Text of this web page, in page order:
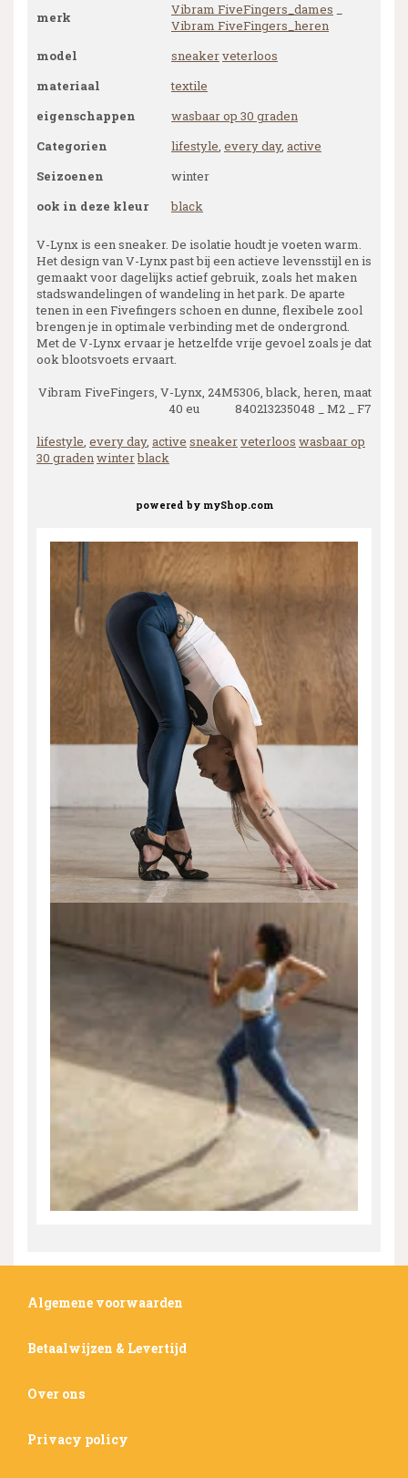
merk Vibram FiveFingers_dames
Vibram FiveFingers_heren
model
sneakerveterloos
materiaal
textile
eigenschappen
wasbaar op 30 graden
Categorien
lifestyle, every day, active
Seizoenen
winter
ook in deze kleur
black
V-Lynx is een sneaker. De isolatie houdt je voeten warm.
Het design van V-Lynx past bij een actieve levensstijl en is
gemaakt voor dagelijks actief gebruik, zoals het maken
stadswandelingen of wandeling in het park. De aparte
tenen in een Fivefingers schoen en dunne, flexibele zool
brengen je in optimale verbinding met de ondergrond.
Met de V-Lynx ervaar je hetzelfde vrije gevoel zoals je dat
ook blootsvoets ervaart.
Vibram FiveFingers, V-Lynx, 24M5306, black, heren, maat
40 eu 840213235048 _ M2 _ F7
lifestyle, every day, active sneakerveterloos wasbaar op
30 gradenwinterblack
powered by myShop.com
Algemene voorwaarden
Betaalwijzen & Levertijd
Over ons
Privacy policy